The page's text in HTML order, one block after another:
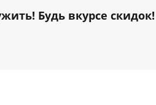
Будь вкурсе скидок!